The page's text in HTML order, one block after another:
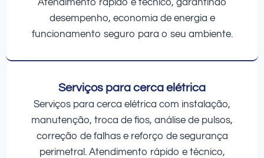
desempenho, economia de energia e
funcionamento seguro para o seu ambiente.
Serviços para cerca elétrica
Serviços para cerca elétrica com instalação,
manutenção, troca de fios, análise de pulsos,
correção de falhas e reforço de segurança
perimetral. Atendimento rápido e técnico,